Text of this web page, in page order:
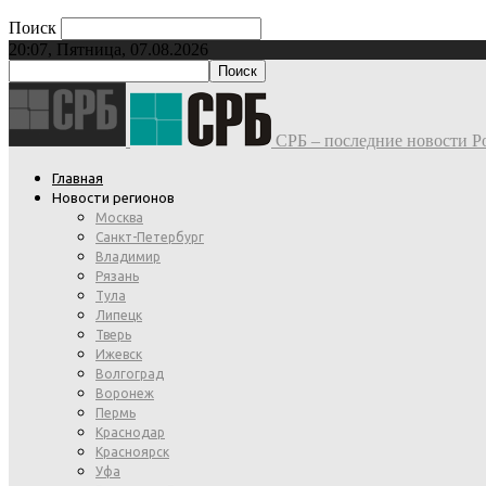
Поиск
20:07, Пятница, 07.08.2026
СРБ – последние новости
Главная
Новости регионов
Москва
Санкт-Петербург
Владимир
Рязань
Тула
Липецк
Тверь
Ижевск
Волгоград
Воронеж
Пермь
Краснодар
Красноярск
Уфа